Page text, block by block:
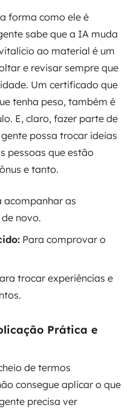
forma como ele é
sabe que a IA muda
ao material é um
e revisar sempre que
Um certificado que
tenha peso, também é
E, claro, fazer parte de
possa trocar ideias
pessoas que estão
e tanto.
acompanhar as
novo.
Para comprovar o
trocar experiências e
Prática e
de termos
consegue aplicar o que
precisa ver